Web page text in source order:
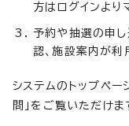
方はログインより
予約や抽選の申し
認、施設案内が利
システムのトップペー
問」をご覧いただけま